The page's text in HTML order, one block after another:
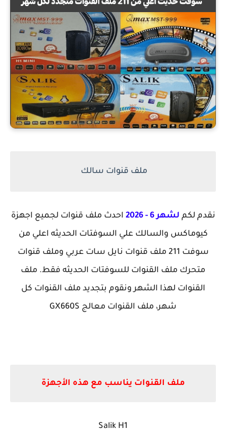
ملف قنوات سالك
نقدم لكم لشهر 6 - 2026
احدث ملف قنوات لجميع اجهزة
كيوماكس والسالك علي السوفتات الحديثه اعلي من
سوفت 211 ملف قنوات نايل سات عربي وملف قنوات
متحرك ملف القنوات للسوفتات الحديثه فقط. ملف
القنوات لهذا الشهر ونقوم بتجديد ملف القنوات كل
شهر، ملف القنوات معالج GX660S
ملف القنوات يناسب مع هذه الأجهزة
Salik H1